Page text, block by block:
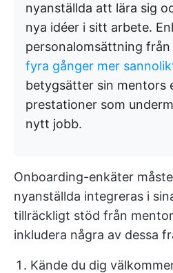
nyanställda att lära sig
nya idéer i sitt arbete.
personalomsättning från
fyra gånger mer
betygsätter sin mentors
prestationer som
nytt jobb.
Onboarding-enkäter
nyanställda integreras i
tillräckligt stöd från
inkludera några av dessa
Kände du dig